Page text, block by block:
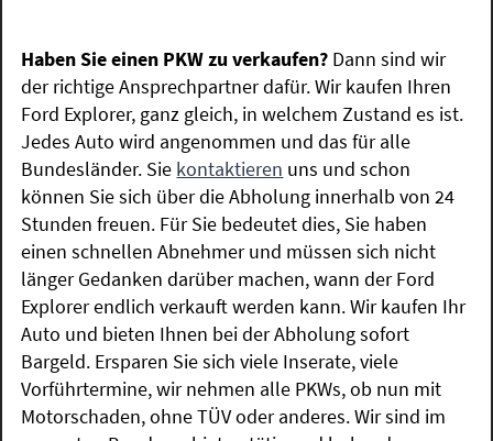
Haben Sie einen PKW zu verkaufen? Dann sind wir
der richtige Ansprechpartner dafür. Wir kaufen Ihren
Ford Explorer, ganz gleich, in welchem Zustand es ist.
Jedes Auto wird angenommen und das für alle
Bundesländer. Sie kontaktieren uns und schon
können Sie sich über die Abholung innerhalb von 24
Stunden freuen. Für Sie bedeutet dies, Sie haben
einen schnellen Abnehmer und müssen sich nicht
länger Gedanken darüber machen, wann der Ford
Explorer endlich verkauft werden kann. Wir kaufen Ihr
Auto und bieten Ihnen bei der Abholung sofort
Bargeld. Ersparen Sie sich viele Inserate, viele
Vorführtermine, wir nehmen alle PKWs, ob nun mit
Motorschaden, ohne TÜV oder anderes. Wir sind im